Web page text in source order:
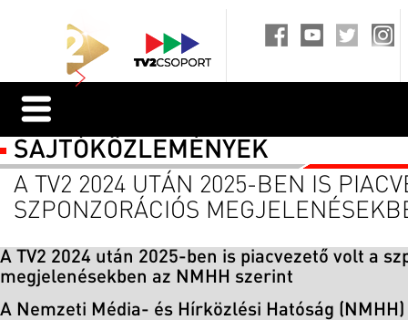
SAJTÓKÖZLEMÉNYEK
A TV2 2024 UTÁN 2025-BEN IS
SZPONZORÁCIÓS
A TV2 2024 után 2025-ben is piacvezető volt a
megjelenésekben az NMHH szerint
A Nemzeti Média- és Hírközlési Hatóság